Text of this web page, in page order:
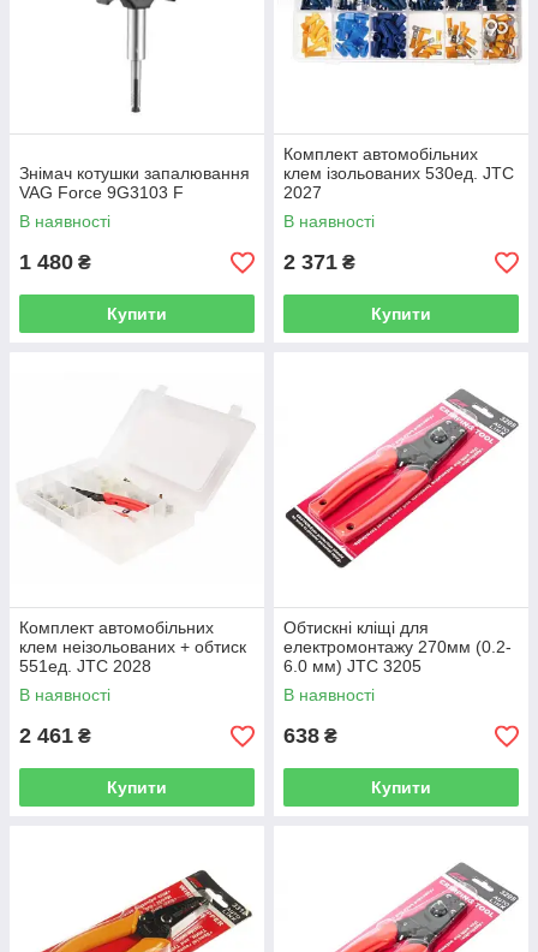
Знімач котушки запалювання
VAG Force 9G3103 F
В наявності
1 480 ₴
Купити
Комплект автомобільних
клем ізольованих 530ед. JTC
2027
В наявності
2 371 ₴
Купити
Комплект автомобільних
клем неізольованих + обтиск
551ед. JTC 2028
В наявності
2 461 ₴
Купити
Обтискні кліщі для
електромонтажу 270мм (0.2-
6.0 мм) JTC 3205
В наявності
638 ₴
Купити